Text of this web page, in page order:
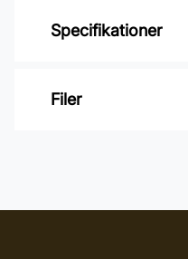
Specifikationer
Varumärke: Alcro
Filer